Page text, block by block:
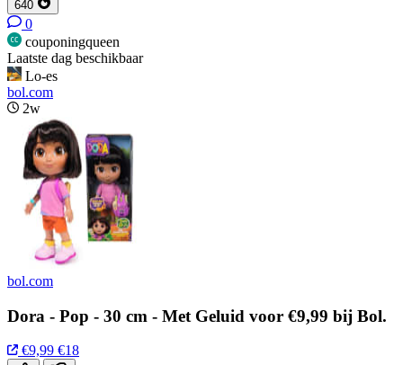
640
0
couponingqueen
Laatste dag beschikbaar
Lo-es
bol.com
2w
bol.com
Dora - Pop - 30 cm - Met Geluid voor €9,99 bij Bol.
€9,99 €18